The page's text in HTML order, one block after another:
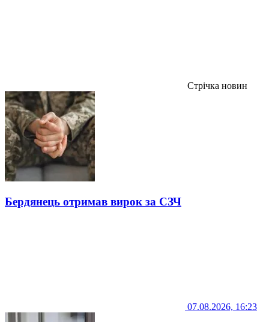
Стрічка новин
Бердянець отримав вирок за СЗЧ
07.08.2026, 16:23